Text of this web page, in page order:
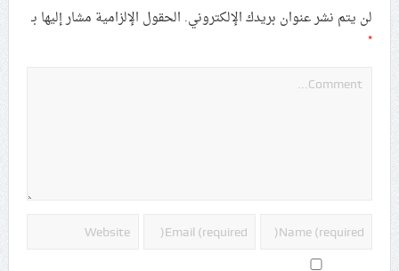
لن يتم نشر عنوان بريدك الإلكتروني. الحقول الإلزامية مشار إليها بـ
*